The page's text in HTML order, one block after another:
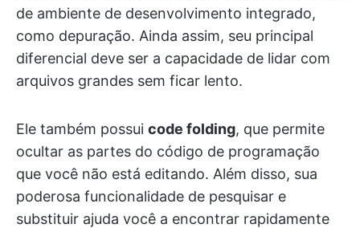
de ambiente de desenvolvimento integrado,
como depuração. Ainda assim, seu principal
diferencial deve ser a capacidade de lidar com
arquivos grandes sem ficar lento.
Ele também possui code folding, que permite
ocultar as partes do código de programação
que você não está editando. Além disso, sua
poderosa funcionalidade de pesquisar e
substituir ajuda você a encontrar rapidamente